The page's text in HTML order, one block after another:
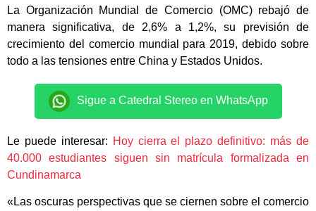
La Organización Mundial de Comercio (OMC) rebajó de
manera significativa, de 2,6% a 1,2%, su previsión de
crecimiento del comercio mundial para 2019, debido sobre
todo a las tensiones entre China y Estados Unidos.
Sigue a Catedral Stereo en WhatsApp
Le puede interesar: Hoy cierra el plazo definitivo: más de
40.000 estudiantes siguen sin matrícula formalizada en
Cundinamarca
«Las oscuras perspectivas que se ciernen sobre el comercio